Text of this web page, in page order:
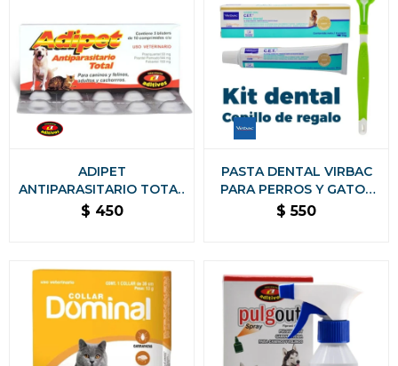
ADIPET
ANTIPARASITARIO TOTAL
BLISTER DE 10
$ 450
PASTA DENTAL VIRBAC
PARA PERROS Y GATOS
KIT CON CEPILLO DE
$ 550